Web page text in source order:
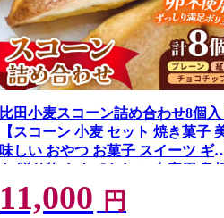
比田小麦スコーン詰め合わせ8個入
【スコーン 小麦 セット 焼き菓子
味しい おやつ お菓子 スイーツ ギ
ト 贈り物 おもてなし ご自宅用 島
県 安来市】【価格変更】【11-YA-
06】
11,000 円